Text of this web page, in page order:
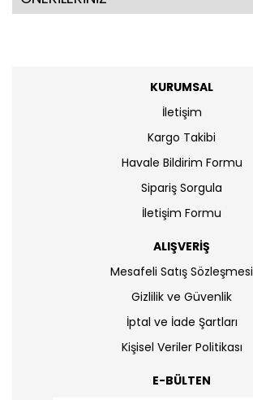
KURUMSAL
İletişim
Kargo Takibi
Havale Bildirim Formu
Sipariş Sorgula
İletişim Formu
ALIŞVERİŞ
Mesafeli Satış Sözleşmesi
Gizlilik ve Güvenlik
İptal ve İade Şartları
Kişisel Veriler Politikası
E-BÜLTEN